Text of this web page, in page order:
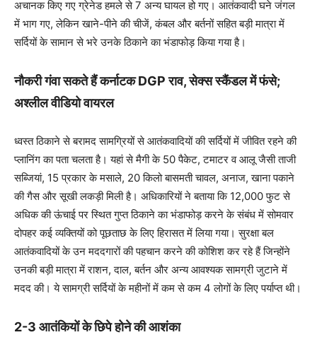
अचानक किए गए ग्रेनेड हमले से 7 अन्य घायल हो गए। आतंकवादी घने जंगल
में भाग गए, लेकिन खाने-पीने की चीजें, कंबल और बर्तनों सहित बड़ी मात्रा में
सर्दियों के सामान से भरे उनके ठिकाने का भंडाफोड़ किया गया है।
नौकरी गंवा सकते हैं कर्नाटक DGP राव, सेक्स स्कैंडल में फंसे;
अश्लील वीडियो वायरल
ध्वस्त ठिकाने से बरामद सामग्रियों से आतंकवादियों की सर्दियों में जीवित रहने की
प्लानिंग का पता चलता है। यहां से मैगी के 50 पैकेट, टमाटर व आलू जैसी ताजी
सब्जियां, 15 प्रकार के मसाले, 20 किलो बासमती चावल, अनाज, खाना पकाने
की गैस और सूखी लकड़ी मिली है। अधिकारियों ने बताया कि 12,000 फुट से
अधिक की ऊंचाई पर स्थित गुप्त ठिकाने का भंडाफोड़ करने के संबंध में सोमवार
दोपहर कई व्यक्तियों को पूछताछ के लिए हिरासत में लिया गया। सुरक्षा बल
आतंकवादियों के उन मददगारों की पहचान करने की कोशिश कर रहे हैं जिन्होंने
उनकी बड़ी मात्रा में राशन, दाल, बर्तन और अन्य आवश्यक सामग्री जुटाने में
मदद की। ये सामग्री सर्दियों के महीनों में कम से कम 4 लोगों के लिए पर्याप्त थी।
2-3 आतंकियों के छिपे होने की आशंका